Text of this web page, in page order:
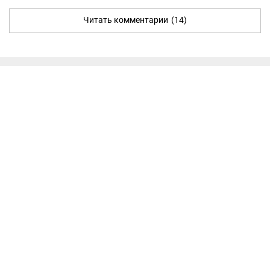
Читать комментарии (14)